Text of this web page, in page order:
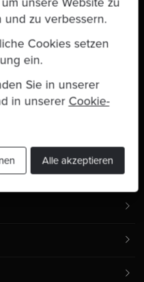
und zu verbessern.
Cookies setzen
ein.
Sie in unserer
in unserer Cookie-
Alle akzeptieren